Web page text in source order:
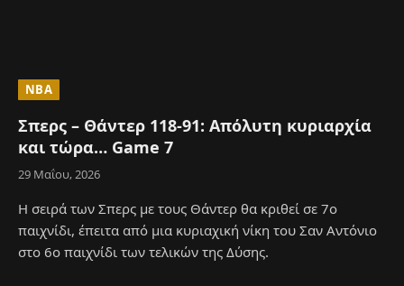
NBA
Σπερς – Θάντερ 118-91: Απόλυτη κυριαρχία
και τώρα… Game 7
29 Μαΐου, 2026
Η σειρά των Σπερς με τους Θάντερ θα κριθεί σε 7ο
παιχνίδι, έπειτα από μια κυριαχική νίκη του Σαν Αντόνιο
στο 6ο παιχνίδι των τελικών της Δύσης.